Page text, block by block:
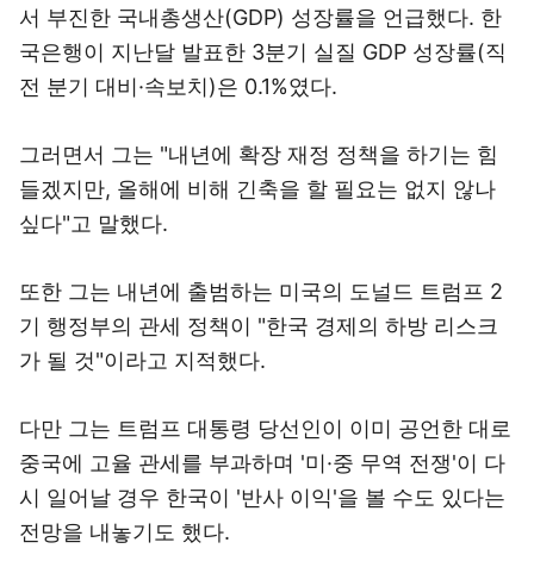
서 부진한 국내총생산(GDP) 성장률을 언급했다. 한
국은행이 지난달 발표한 3분기 실질 GDP 성장률(직
전 분기 대비·속보치)은 0.1%였다.
그러면서 그는 "내년에 확장 재정 정책을 하기는 힘
들겠지만, 올해에 비해 긴축을 할 필요는 없지 않나
싶다"고 말했다.
또한 그는 내년에 출범하는 미국의 도널드 트럼프 2
기 행정부의 관세 정책이 "한국 경제의 하방 리스크
가 될 것"이라고 지적했다.
다만 그는 트럼프 대통령 당선인이 이미 공언한 대로
중국에 고율 관세를 부과하며 '미·중 무역 전쟁'이 다
시 일어날 경우 한국이 '반사 이익'을 볼 수도 있다는
전망을 내놓기도 했다.